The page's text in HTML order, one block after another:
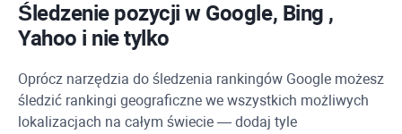
Śledzenie pozycji w Google, Bing ,
Yahoo i nie tylko
Oprócz narzędzia do śledzenia rankingów Google możesz
śledzić rankingi geograficzne we wszystkich możliwych
lokalizacjach na całym świecie — dodaj tyle